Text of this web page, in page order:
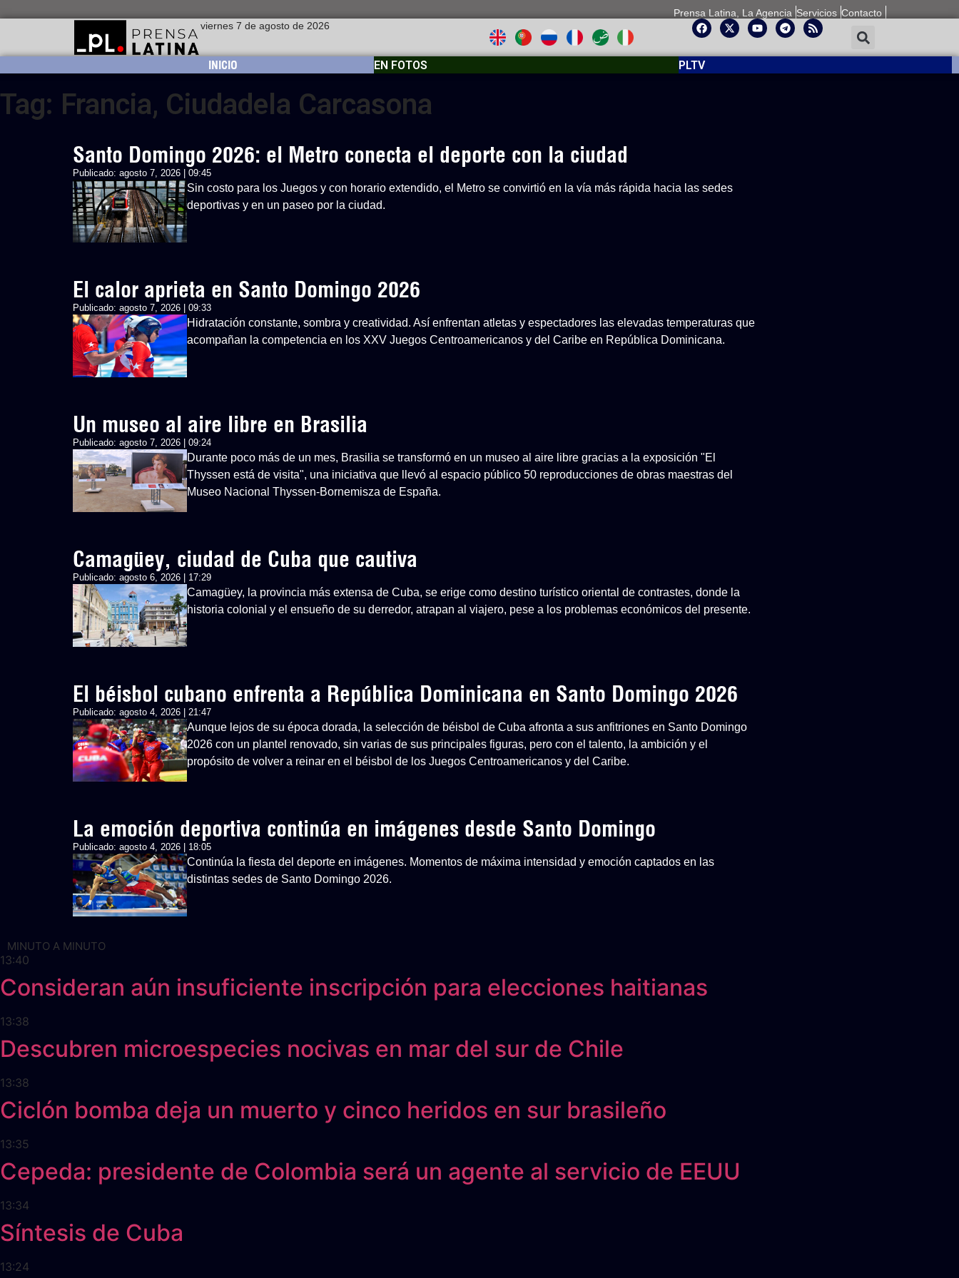
Prensa Latina, La Agencia Servicios Contacto
viernes 7 de agosto de 2026
INICIO EN FOTOS PLTV
Tag: Francia, Ciudadela Carcasona
Santo Domingo 2026: el Metro conecta el deporte con la ciudad
Publicado: agosto 7, 2026 | 09:45
Sin costo para los Juegos y con horario extendido, el Metro se convirtió en la vía más rápida hacia las sedes
deportivas y en un paseo por la ciudad.
El calor aprieta en Santo Domingo 2026
Publicado: agosto 7, 2026 | 09:33
Hidratación constante, sombra y creatividad. Así enfrentan atletas y espectadores las elevadas temperaturas que
acompañan la competencia en los XXV Juegos Centroamericanos y del Caribe en República Dominicana.
Un museo al aire libre en Brasilia
Publicado: agosto 7, 2026 | 09:24
Durante poco más de un mes, Brasilia se transformó en un museo al aire libre gracias a la exposición "El
Thyssen está de visita", una iniciativa que llevó al espacio público 50 reproducciones de obras maestras del
Museo Nacional Thyssen-Bornemisza de España.
Camagüey, ciudad de Cuba que cautiva
Publicado: agosto 6, 2026 | 17:29
Camagüey, la provincia más extensa de Cuba, se erige como destino turístico oriental de contrastes, donde la
historia colonial y el ensueño de su derredor, atrapan al viajero, pese a los problemas económicos del presente.
El béisbol cubano enfrenta a República Dominicana en Santo Domingo 2026
Publicado: agosto 4, 2026 | 21:47
Aunque lejos de su época dorada, la selección de béisbol de Cuba afronta a sus anfitriones en Santo Domingo
2026 con un plantel renovado, sin varias de sus principales figuras, pero con el talento, la ambición y el
propósito de volver a reinar en el béisbol de los Juegos Centroamericanos y del Caribe.
La emoción deportiva continúa en imágenes desde Santo Domingo
Publicado: agosto 4, 2026 | 18:05
Continúa la fiesta del deporte en imágenes. Momentos de máxima intensidad y emoción captados en las
distintas sedes de Santo Domingo 2026.
MINUTO A MINUTO
13:40
Consideran aún insuficiente inscripción para elecciones haitianas
13:38
Descubren microespecies nocivas en mar del sur de Chile
13:38
Ciclón bomba deja un muerto y cinco heridos en sur brasileño
13:35
Cepeda: presidente de Colombia será un agente al servicio de EEUU
13:34
Síntesis de Cuba
13:24